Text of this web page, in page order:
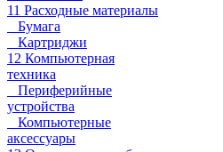
11 Расходные материалы
Бумага
Картриджи
12 Компьютерная
техника
Периферийные
устройства
Компьютерные
аксессуары